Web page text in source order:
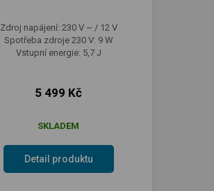
Zdroj napájení: 230 V ~ / 12 V
Spotřeba zdroje 230 V: 9 W
Vstupní energie: 5,7 J
5 499 Kč
SKLADEM
Detail produktu